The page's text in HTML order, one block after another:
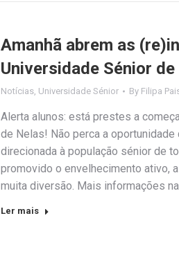
Amanhã abrem as
Universidade Sénior
Notícias, Universidade Sénior By Filipa
Alerta alunos: está prestes a
de Nelas! Não perca a
direcionada à população sénior de
promovido o envelhecimento ativo,
muita diversão. Mais informações
Ler mais